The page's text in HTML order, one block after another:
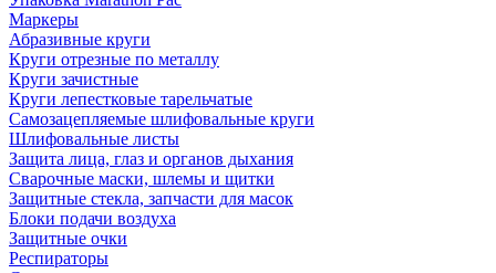
Маркеры
Абразивные круги
Круги отрезные по металлу
Круги зачистные
Круги лепестковые тарельчатые
Самозацепляемые шлифовальные круги
Шлифовальные листы
Защита лица, глаз и органов дыхания
Сварочные маски, шлемы и щитки
Защитные стекла, запчасти для масок
Блоки подачи воздуха
Защитные очки
Респираторы